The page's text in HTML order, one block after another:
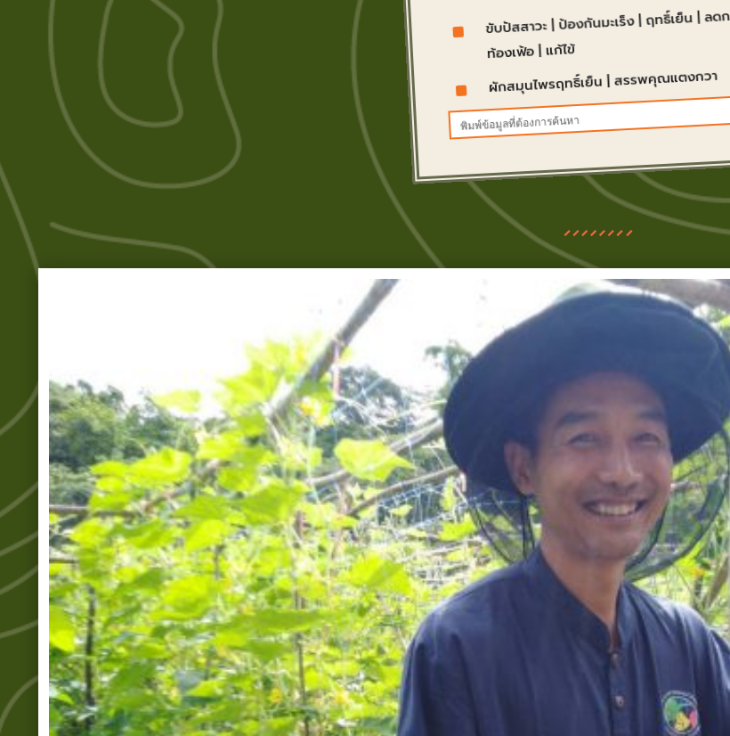
^ ขับปัสสาวะ|ป้องกันมะเร็ง| ฤทธิ์เย็น|ลด
ท้องเฟ้อ|แก้ไข้
^ ผักสมุนไพรฤทธิ์เย็น |สรรพคุณแตงกวา